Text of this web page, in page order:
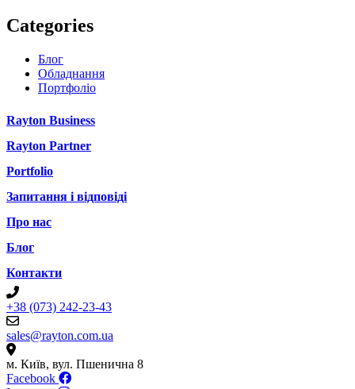
Categories
Блог
Обладнання
Портфоліо
Rayton Business
Rayton Partner
Portfolio
Запитання і відповіді
Про нас
Блог
Контакти
+38 (073) 242-23-43
sales@rayton.com.ua
м. Київ, вул. Пшенична 8
Facebook